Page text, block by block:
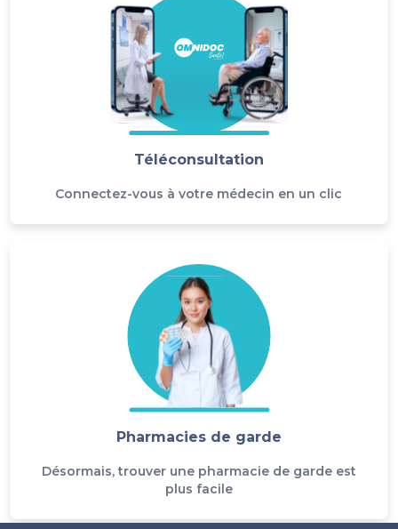
Téléconsultation
Connectez-vous à votre médecin en un clic
Pharmacies de garde
Désormais, trouver une pharmacie de garde est
plus facile